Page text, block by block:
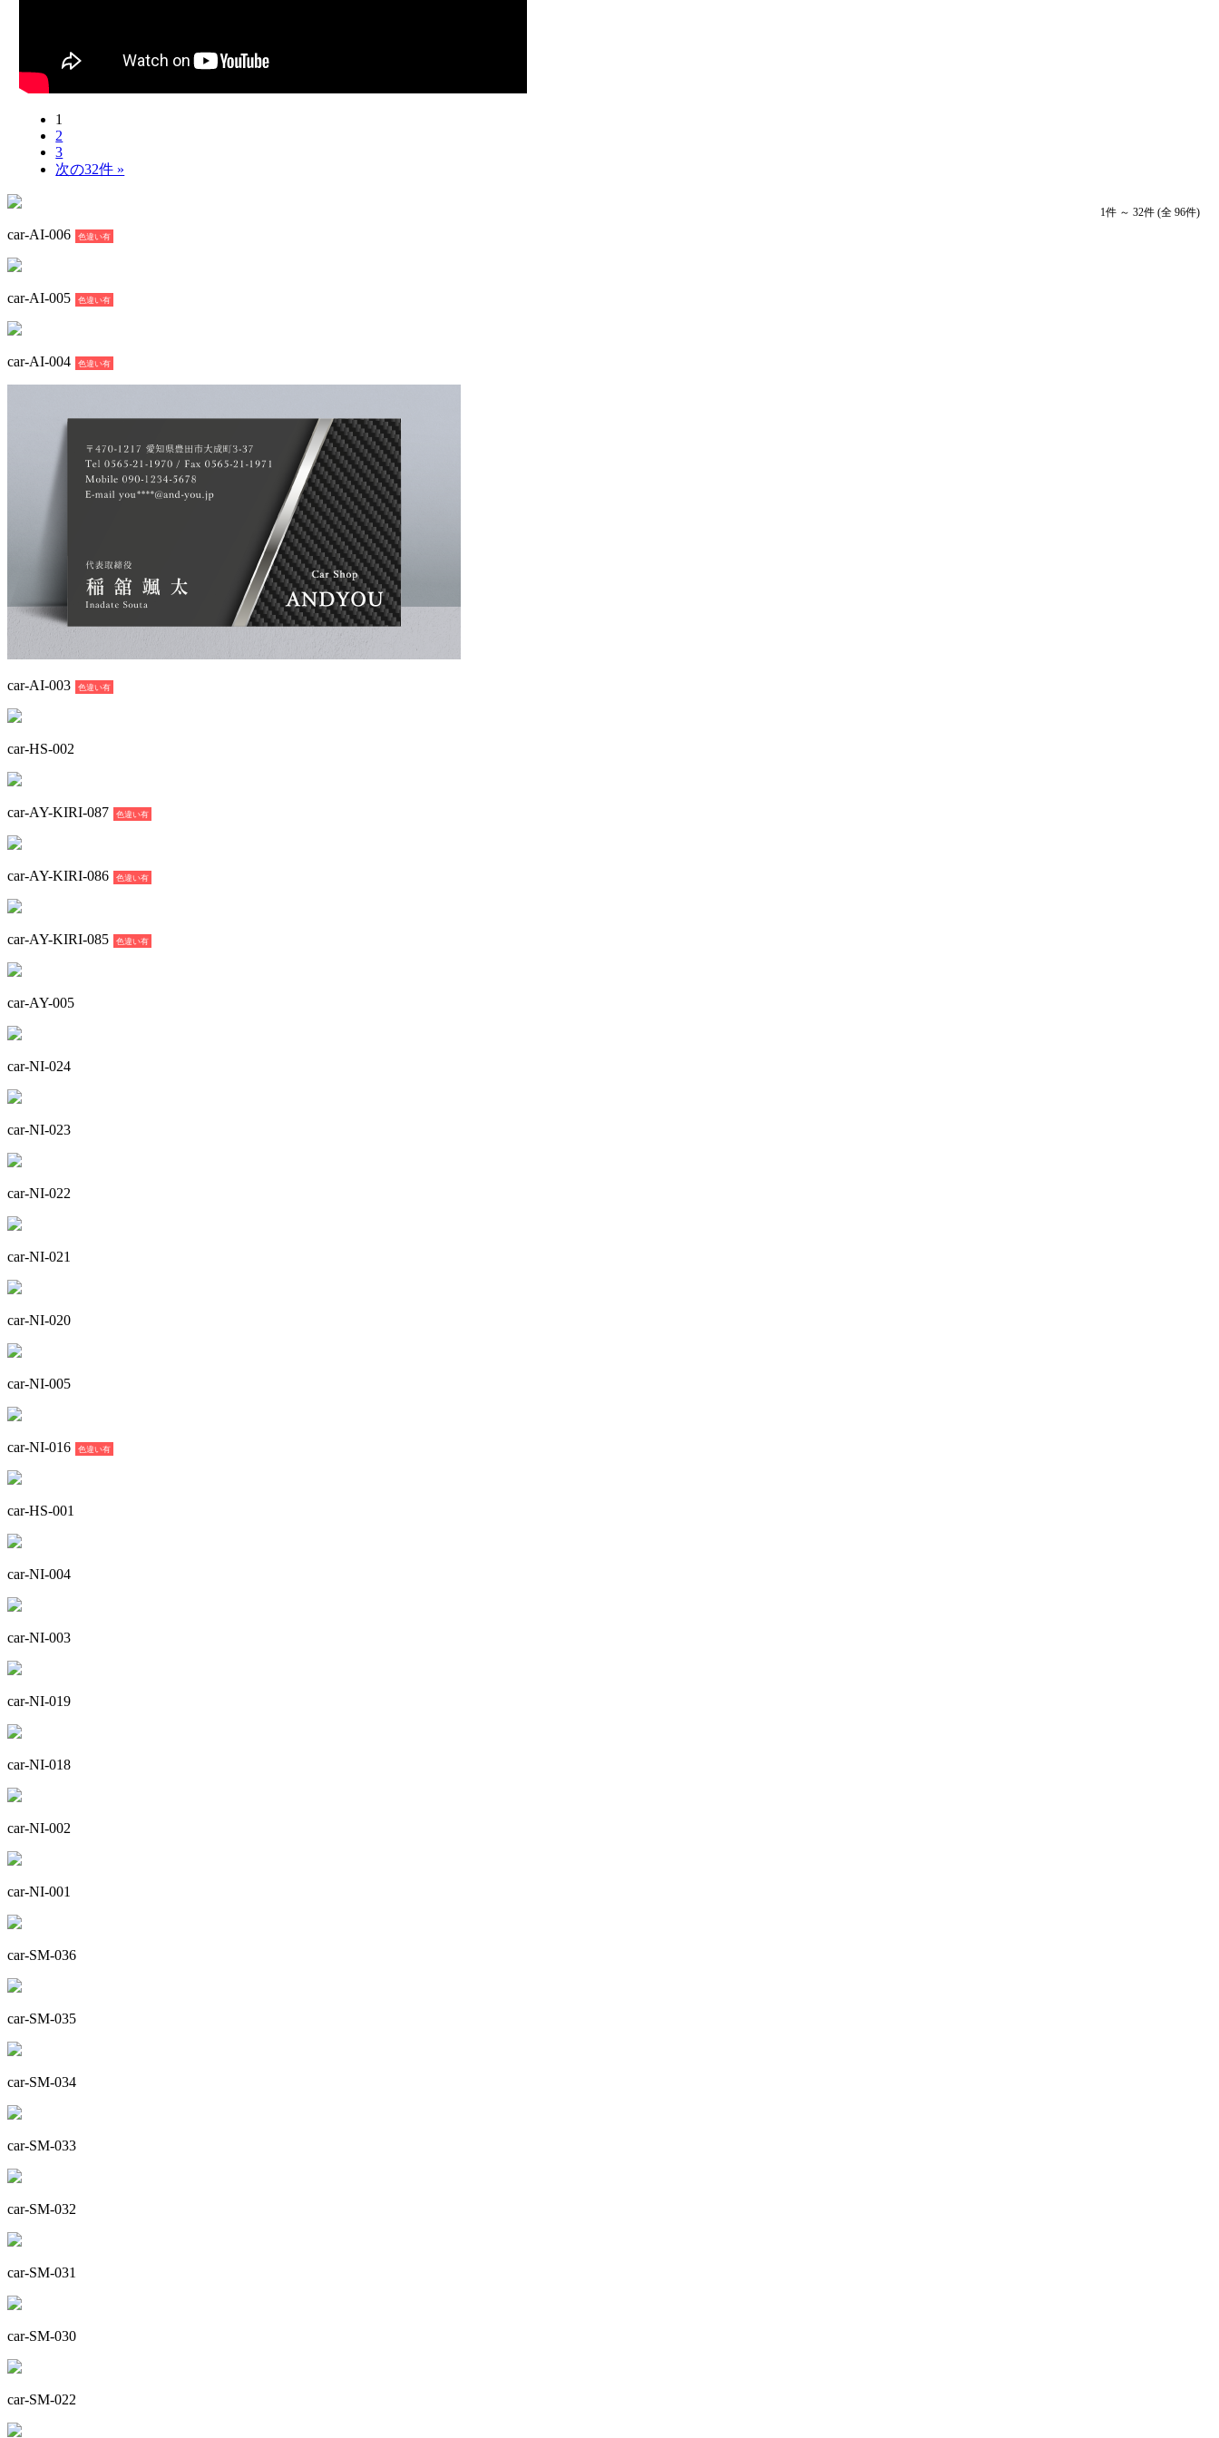
1
2
3
次の32件 »
1件 ～ 32件 (全 96件)
car-AI-006 色違い有
car-AI-005 色違い有
car-AI-004 色違い有
car-AI-003 色違い有
car-HS-002
car-AY-KIRI-087 色違い有
car-AY-KIRI-086 色違い有
car-AY-KIRI-085 色違い有
car-AY-005
car-NI-024
car-NI-023
car-NI-022
car-NI-021
car-NI-020
car-NI-005
car-NI-016 色違い有
car-HS-001
car-NI-004
car-NI-003
car-NI-019
car-NI-018
car-NI-002
car-NI-001
car-SM-036
car-SM-035
car-SM-034
car-SM-033
car-SM-032
car-SM-031
car-SM-030
car-SM-022